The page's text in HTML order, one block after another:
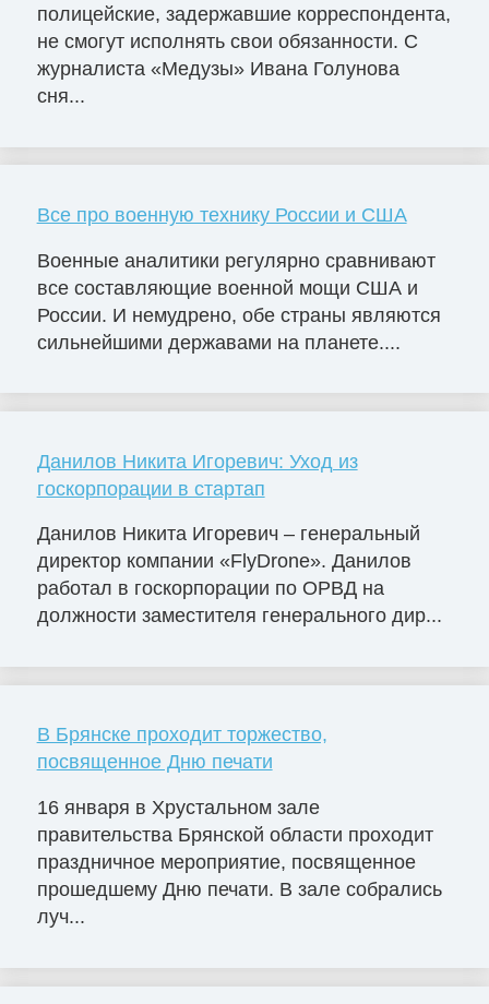
полицейские, задержавшие корреспондента,
не смогут исполнять свои обязанности. С
журналиста «Медузы» Ивана Голунова
сня...
Все про военную технику России и США
Военные аналитики регулярно сравнивают
все составляющие военной мощи США и
России. И немудрено, обе страны являются
сильнейшими державами на планете....
Данилов Никита Игоревич: Уход из
госкорпорации в стартап
Данилов Никита Игоревич – генеральный
директор компании «FlyDrone». Данилов
работал в госкорпорации по ОРВД на
должности заместителя генерального дир...
В Брянске проходит торжество,
посвященное Дню печати
16 января в Хрустальном зале
правительства Брянской области проходит
праздничное мероприятие, посвященное
прошедшему Дню печати. В зале собрались
луч...